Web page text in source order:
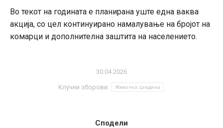
Во текот на годината е планирана уште една ваква
акција, со цел континуирано намалување на бројот на
комарци и дополнителна заштита на населението.
30.04.2026
Клучни зборови: Животна средина
Сподели